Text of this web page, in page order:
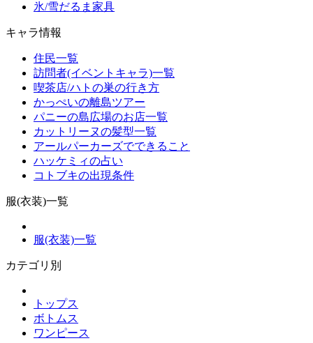
氷/雪だるま家具
キャラ情報
住民一覧
訪問者(イベントキャラ)一覧
喫茶店/ハトの巣の行き方
かっぺいの離島ツアー
パニーの島広場のお店一覧
カットリーヌの髪型一覧
アールパーカーズでできること
ハッケミィの占い
コトブキの出現条件
服(衣装)一覧
服(衣装)一覧
カテゴリ別
トップス
ボトムス
ワンピース